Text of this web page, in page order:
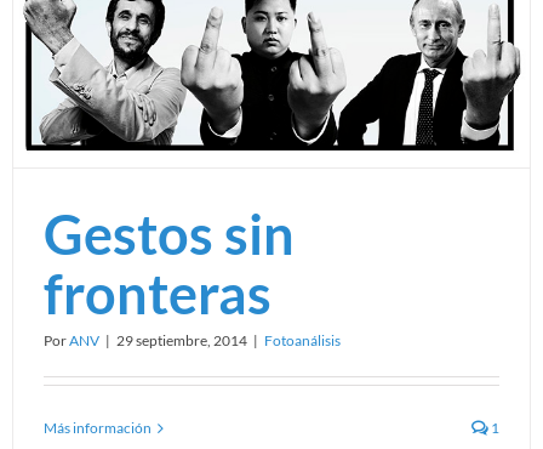
Gestos sin
fronteras
PorANV | 29 septiembre, 2014 | Fotoanálisis
Más información 1